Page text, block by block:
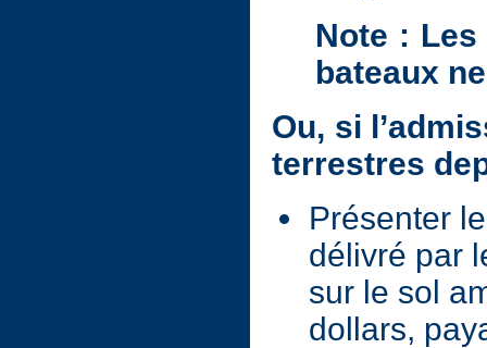
Note :
bateaux
Ou, si
terrestres
Présenter
délivré par
sur le sol
dollars,